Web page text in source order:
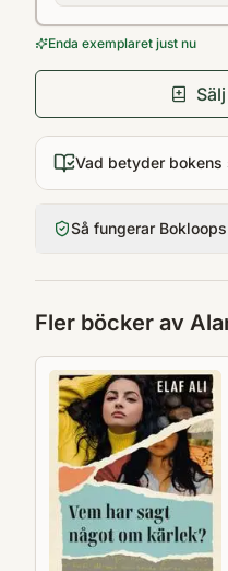
Enda exemplaret just nu
Vad betyder bokens
Så fungerar
Fler böcker av